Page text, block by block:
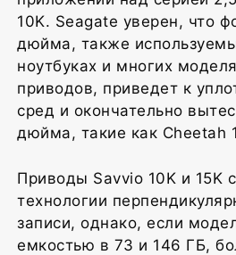
10K. Seagate уверен, что
дюйма, также
ноутбуках и многих
приводов, приведет к
сред и окончательно
дюйма, такие как Cheetah
Приводы Savvio 10K и 15K
технологии
записи, однако, если
емкостью в 73 и 146 ГБ,